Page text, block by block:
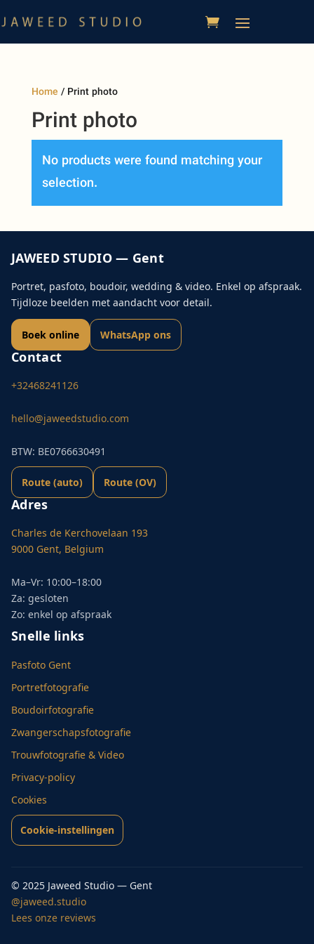
Home / Print photo
Print photo
No products were found matching your
selection.
JAWEED STUDIO — Gent
Portret, pasfoto, boudoir, wedding & video. Enkel op afspraak.
Tijdloze beelden met aandacht voor detail.
Boek online WhatsApp ons
Contact
+32468241126
hello@jaweedstudio.com
BTW: BE0766630491
Route (auto) Route (OV)
Adres
Charles de Kerchovelaan 193
9000 Gent, Belgium
Ma–Vr: 10:00–18:00
Za: gesloten
Zo: enkel op afspraak
Snelle links
Pasfoto Gent
Portretfotografie
Boudoirfotografie
Zwangerschapsfotografie
Trouwfotografie & Video
Privacy-policy
Cookies
Cookie-instellingen
© 2025 Jaweed Studio — Gent
@jaweed.studio
Lees onze reviews